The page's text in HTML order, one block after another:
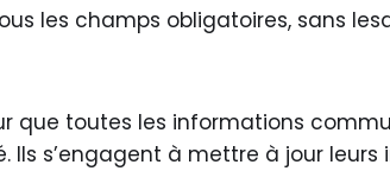
les champs obligatoires, sans
que toutes les informations
s’engagent à mettre à jour